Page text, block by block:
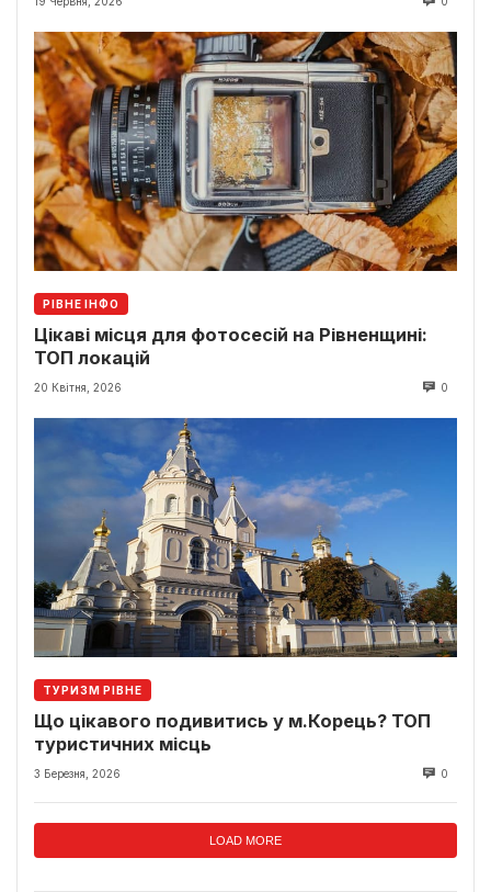
РІВНЕ ІНФО
Цікаві місця для фотосесій на Рівненщині:
ТОП локацій
20 Квітня, 2026 0
ТУРИЗМ РІВНЕ
Що цікавого подивитись у м.Корець? ТОП
туристичних місць
3 Березня, 2026 0
LOAD MORE